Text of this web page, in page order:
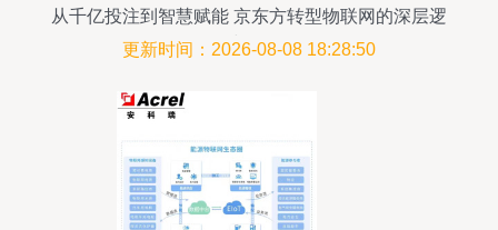
从千亿投注到智慧赋能 京东方转型物联网的深层逻
辑与前景
更新时间：2026-08-08 18:28:50